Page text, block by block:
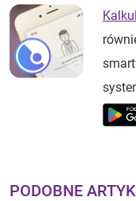
PODOBNE